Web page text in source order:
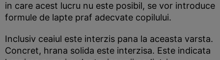
in care acest lucru nu este posibil, se vor introduce
formule de lapte praf adecvate copilului.
Inclusiv ceaiul este interzis pana la aceasta varsta.
Concret, hrana solida este interzisa. Este indicata